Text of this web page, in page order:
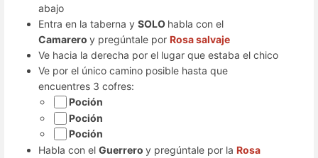
abajo
Entra en la taberna y SOLO habla con el
Camarero y pregúntale por Rosa salvaje
Ve hacia la derecha por el lugar que estaba el chico
Ve por el único camino posible hasta que
encuentres 3 cofres:
Poción
Poción
Poción
Habla con el Guerrero y pregúntale por la Rosa